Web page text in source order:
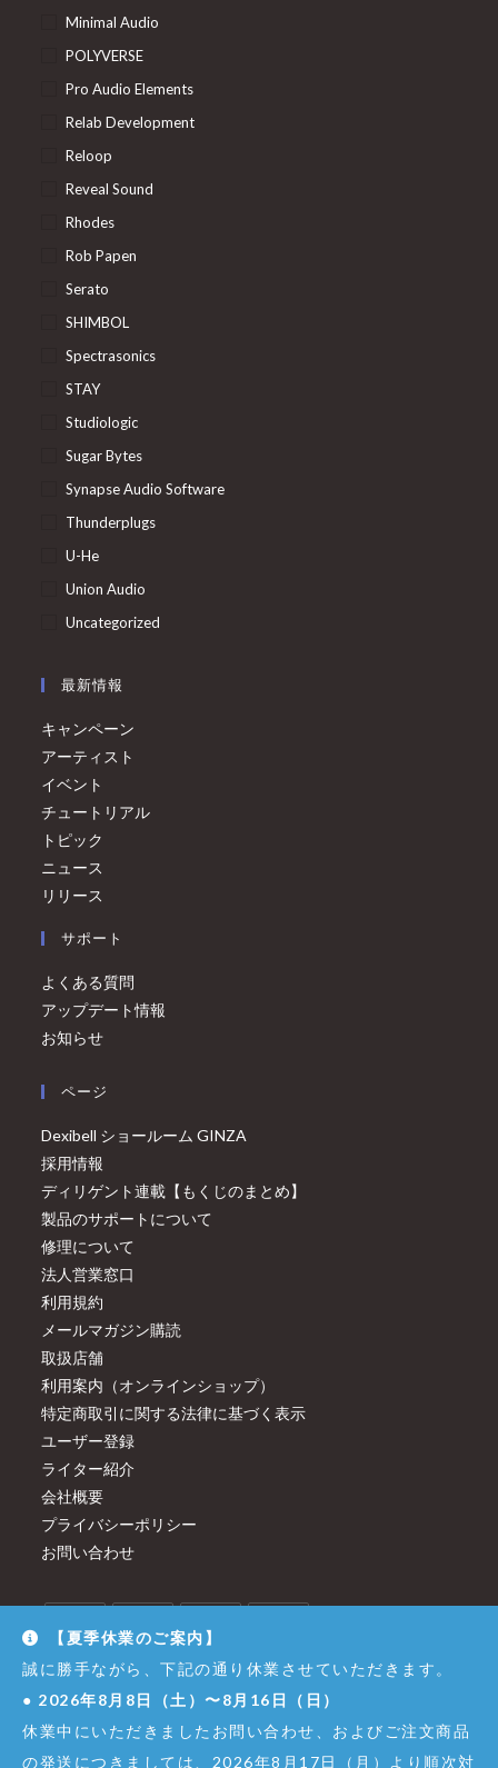
Minimal Audio
POLYVERSE
Pro Audio Elements
Relab Development
Reloop
Reveal Sound
Rhodes
Rob Papen
Serato
SHIMBOL
Spectrasonics
STAY
Studiologic
Sugar Bytes
Synapse Audio Software
Thunderplugs
U-He
Union Audio
Uncategorized
最新情報
キャンペーン
アーティスト
イベント
チュートリアル
トピック
ニュース
リリース
サポート
よくある質問
アップデート情報
お知らせ
ページ
Dexibell ショールーム GINZA
採用情報
ディリゲント連載【もくじのまとめ】
製品のサポートについて
修理について
法人営業窓口
利用規約
メールマガジン購読
取扱店舗
利用案内（オンラインショップ）
特定商取引に関する法律に基づく表示
ユーザー登録
ライター紹介
会社概要
プライバシーポリシー
お問い合わせ
【夏季休業のご案内】
誠に勝手ながら、下記の通り休業させていただきます。
● 2026年8月8日（土）〜8月16日（日）
休業中にいただきましたお問い合わせ、およびご注文商品
の発送につきましては、2026年8月17日（月）より順次対